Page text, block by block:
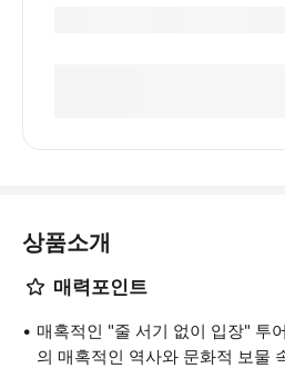
상품소개
매력포인트
매혹적인 "줄 서기 없이 입장" 투
의 매혹적인 역사와 문화적 보물